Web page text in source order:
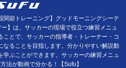
関節トレーニング】グッドモーニングシーテ
】は、サッカーの現場で役立つ練習メニュ
ことで、サッカーの指導者・トレーナー・コ
なることを目指します。分かりやすい解説動
学ぶことができます。サッカーの練習メニュ
法が動画で分かる！【Sufu】